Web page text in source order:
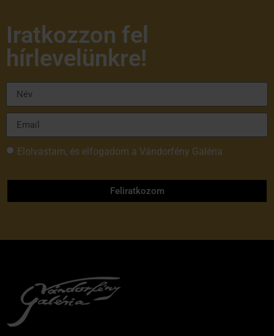
Iratkozzon fel
hírlevelünkre!
Elolvastam, és elfogadom a Vándorfény Galéria
Feliratkozom